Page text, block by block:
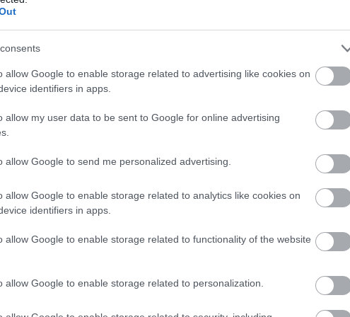
allow Google to enable storage related to advertising like cookies on
identifiers in apps.
allow my user data to be sent to Google for online advertising
allow Google to send me personalized advertising.
allow Google to enable storage related to analytics like cookies on
identifiers in apps.
allow Google to enable storage related to functionality of the website
allow Google to enable storage related to personalization.
Woven City; Στη σκιά του εμβληματικού βουνού
επαρχία Shizuoka, η Toyota Woven City αποτελεί
του ισχυρού άντρα του ιαπωνικού κολοσσού, Akio
υφαντό) είναι μια σαφής αναφορά στην εταιρεία
Loom Works, στα τέλη του 19
αργαλειών. Η ανάπτυξη του project επικεντρώνεται
αποτελέσει ένα ζωντανό εργαστήριο, (β) με
συνεχώς στο χρόνο. Εστιάζοντας στον
που είναι άλλωστε και το πεδίο
αποτελέσει το πεδίο δοκιμών για την ανάπτυξη
και προϊόντων. Υπηρεσίες και προϊόντα που θα